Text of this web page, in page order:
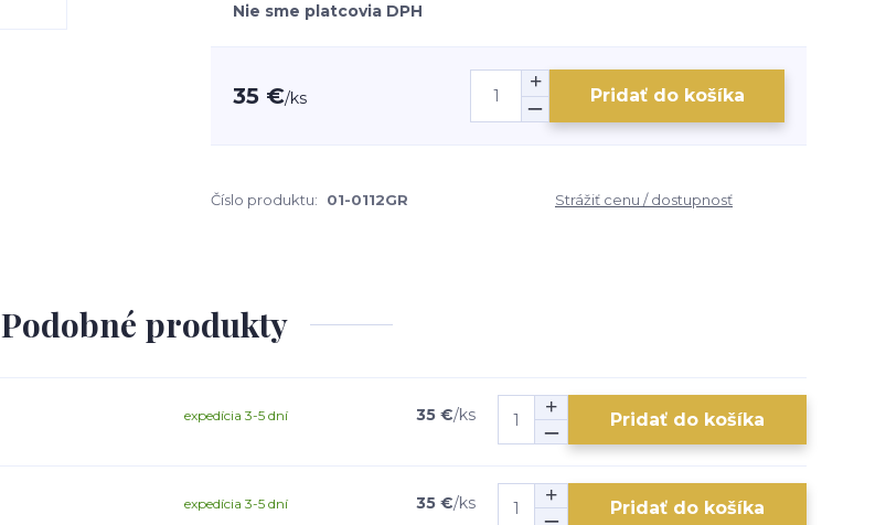
Nie sme platcovia DPH
35 €/ks Pridať do košíka
Číslo produktu: 01-0112GR Strážiť cenu / dostupnosť
Podobné produkty
35 €/ks
expedícia 3-5 dní Pridať do košíka
35 €/ks
expedícia 3-5 dní Pridať do košíka